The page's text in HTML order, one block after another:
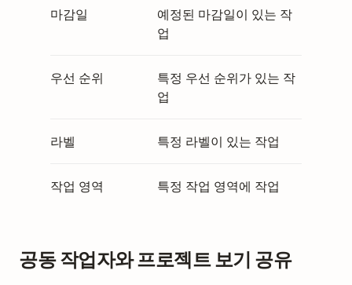
마감일
예정된 마감일이 있는 작
업
우선 순위
특정 우선 순위가 있는 작
업
라벨 특정 라벨이 있는 작업
작업 영역 특정 작업 영역에 작업
공동 작업자와 프로젝트 보기 공유